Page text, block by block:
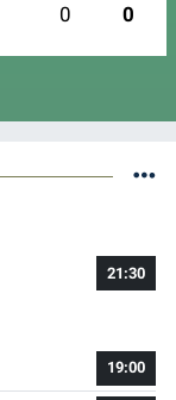
0 0
21:30
19:00